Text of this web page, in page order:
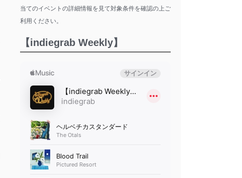
当てのイベントの詳細情報を見て対象条件を確認の上ご
利用ください。
【indiegrab Weekly】